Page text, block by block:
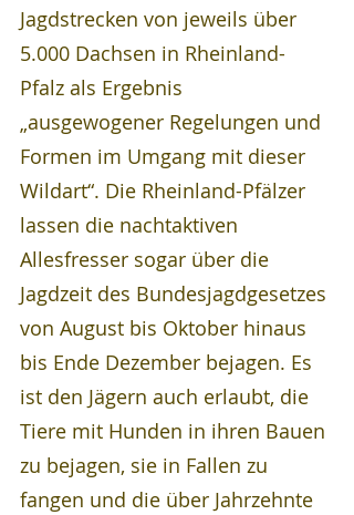
Jagdstrecken von jeweils über
5.000 Dachsen in Rheinland-
Pfalz als Ergebnis
„ausgewogener Regelungen und
Formen im Umgang mit dieser
Wildart“. Die Rheinland-Pfälzer
lassen die nachtaktiven
Allesfresser sogar über die
Jagdzeit des Bundesjagdgesetzes
von August bis Oktober hinaus
bis Ende Dezember bejagen. Es
ist den Jägern auch erlaubt, die
Tiere mit Hunden in ihren Bauen
zu bejagen, sie in Fallen zu
fangen und die über Jahrzehnte